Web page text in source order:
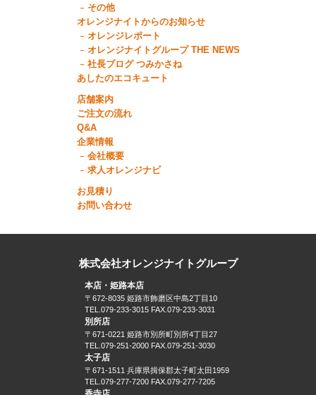
その他
オレンジナイトからのお知らせ
オレンジレポート
オレンジナイトグループ THE NEWS
社長ブログ つみかさね
あしたのエコキュート
店舗案内
ご注文の流れ
Q&A
企業情報
会社概要
求人オレンジナビ
お見積り
お問い合わせ
株式会社オレンジナイトグループ
本店・姫路本店
〒672-8035 姫路市飾磨区中島2丁目10
TEL.079-233-3015 FAX.079-233-3031
別所店
〒671-0221 姫路市別所町別所4丁目27
TEL.079-251-2000 FAX.079-251-3030
太子店
〒671-1511 兵庫県揖保郡太子町太田1959
TEL.079-277-7200 FAX.079-277-7205